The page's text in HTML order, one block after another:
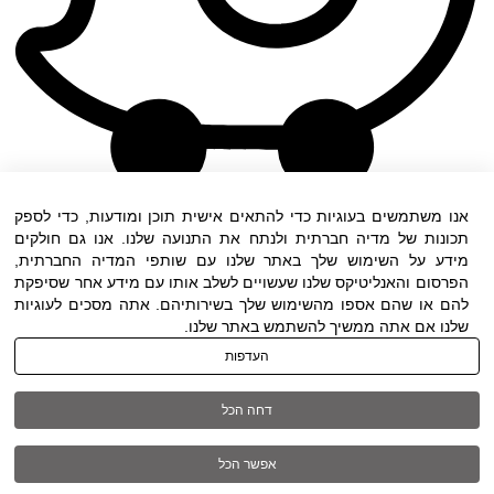
תנאי שימוש|הצהרת נגישות| כל
הזכויות שמורות ל DWO ©
03-6005572
אנו משתמשים בעוגיות כדי להתאים אישית תוכן ומודעות, כדי לספק
תכונות של מדיה חברתית ולנתח את התנועה שלנו. אנו גם חולקים
מידע על השימוש שלך באתר שלנו עם שותפי המדיה החברתית,
הפרסום והאנליטיקס שלנו שעשויים לשלב אותו עם מידע אחר שסיפקת
להם או שהם אספו מהשימוש שלך בשירותיהם. אתה מסכים לעוגיות
שלנו אם אתה ממשיך להשתמש באתר שלנו.
העדפות
דחה הכל
אפשר הכל